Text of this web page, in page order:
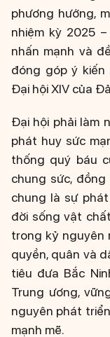
phương hướng,
nhiệm kỳ 2025
nhấn mạnh và
đóng góp ý kiến
Đại hội XIV của
Đại hội phải làm
phát huy sức
thống quý báu
chung sức,
chung là sự
đời sống vật
trong kỷ nguyên
quyền, quân và
tiêu đưa Bắc
Trung ương,
nguyên phát
mạnh mẽ.